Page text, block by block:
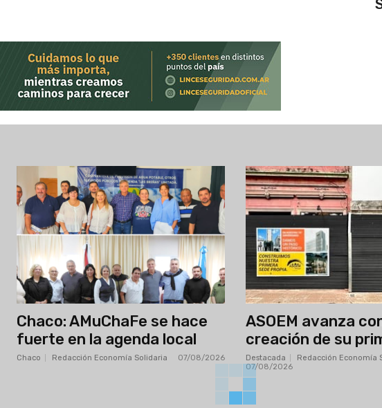
Chaco: AMuChaFe se hace
fuerte en la agenda local
Chaco Redacción Economía Solidaria 07/08/2026
ASOEM avanza
creación de su
Destacada Redacción Economía
07/08/2026